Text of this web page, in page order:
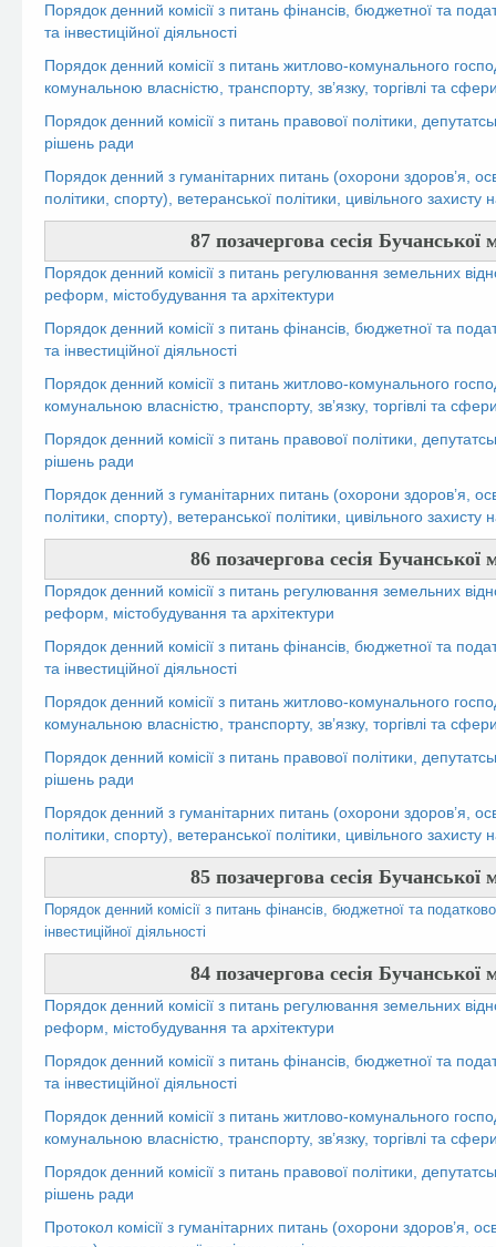
Порядок денний комісії з питань фінансів, бюджетної та
та інвестиційної діяльності
Порядок денний комісії з питань житлово-комунального
комунальною власністю, транспорту, зв’язку, торгівлі та
Порядок денний комісії з питань правової політики,
рішень ради
Порядок денний з гуманітарних питань (охорони здоров’я,
політики, спорту), ветеранської політики, цивільного
87 позачергова сесія
Порядок денний комісії з питань регулювання земельних
реформ, містобудування та архітектури
Порядок денний комісії з питань фінансів, бюджетної та
та інвестиційної діяльності
Порядок денний комісії з питань житлово-комунального
комунальною власністю, транспорту, зв’язку, торгівлі та
Порядок денний комісії з питань правової політики,
рішень ради
Порядок денний з гуманітарних питань (охорони здоров’я,
політики, спорту), ветеранської політики, цивільного
86 позачергова сесія
Порядок денний комісії з питань регулювання земельних
реформ, містобудування та архітектури
Порядок денний комісії з питань фінансів, бюджетної та
та інвестиційної діяльності
Порядок денний комісії з питань житлово-комунального
комунальною власністю, транспорту, зв’язку, торгівлі та
Порядок денний комісії з питань правової політики,
рішень ради
Порядок денний з гуманітарних питань (охорони здоров’я,
політики, спорту), ветеранської політики, цивільного
85 позачергова сесія
Порядок денний комісії з питань фінансів, бюджетної та
інвестиційної діяльності
84 позачергова сесія
Порядок денний комісії з питань регулювання земельних
реформ, містобудування та архітектури
Порядок денний комісії з питань фінансів, бюджетної та
та інвестиційної діяльності
Порядок денний комісії з питань житлово-комунального
комунальною власністю, транспорту, зв’язку, торгівлі та
Порядок денний комісії з питань правової політики,
рішень ради
Протокол комісії з гуманітарних питань (охорони здоров’я,